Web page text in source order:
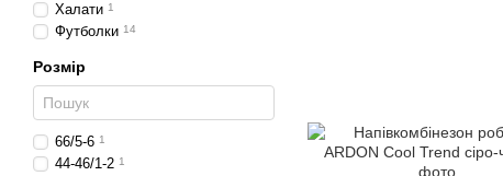
Халати 1
Футболки 14
Розмір
66/5-6 1
44-46/1-2 1